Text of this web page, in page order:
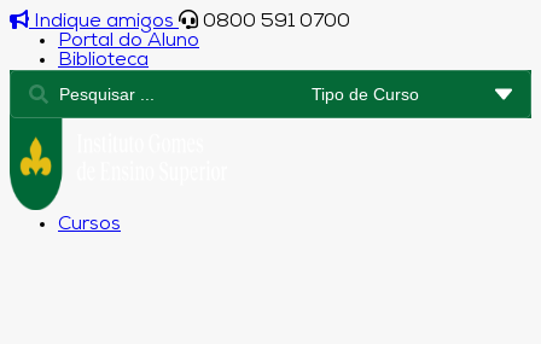
Indique amigos
0800 591 0700
Portal do Aluno
Biblioteca
Cursos